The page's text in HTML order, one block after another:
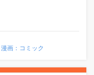
漫画：コミック